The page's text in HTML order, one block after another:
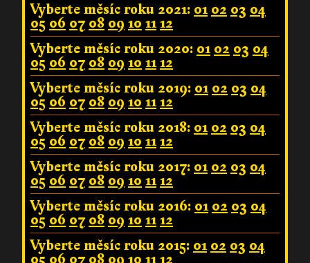
Vyberte měsíc roku 2021: 01 02 03 04
05 06 07 08 09 10 11 12
Vyberte měsíc roku 2020: 01 02 03 04
05 06 07 08 09 10 11 12
Vyberte měsíc roku 2019: 01 02 03 04
05 06 07 08 09 10 11 12
Vyberte měsíc roku 2018: 01 02 03 04
05 06 07 08 09 10 11 12
Vyberte měsíc roku 2017: 01 02 03 04
05 06 07 08 09 10 11 12
Vyberte měsíc roku 2016: 01 02 03 04
05 06 07 08 09 10 11 12
Vyberte měsíc roku 2015: 01 02 03 04
05 06 07 08 09 10 11 12